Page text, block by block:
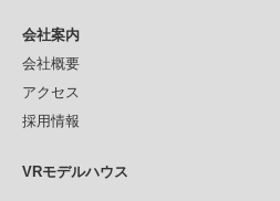
会社案内
会社概要
アクセス
採用情報
VRモデルハウス